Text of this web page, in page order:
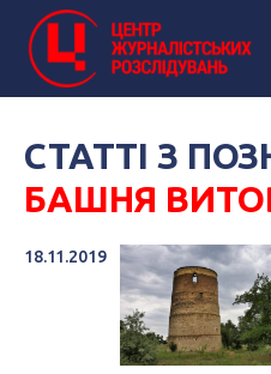
СТАТТІ З
БАШНЯ
18.11.2019